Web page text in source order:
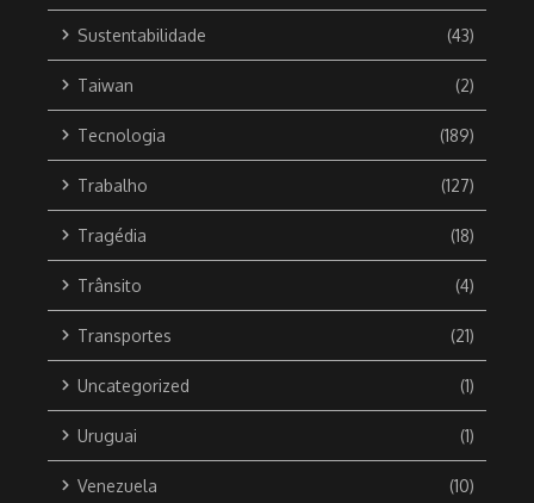
Sustentabilidade (43)
Taiwan (2)
Tecnologia (189)
Trabalho (127)
Tragédia (18)
Trânsito (4)
Transportes (21)
Uncategorized (1)
Uruguai (1)
Venezuela (10)